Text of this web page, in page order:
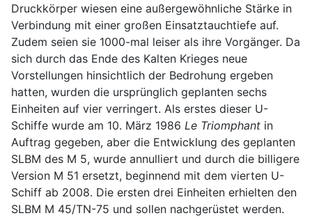
Druckkörper wiesen eine außergewöhnliche Stärke in
Verbindung mit einer großen Einsatztauchtiefe auf.
Zudem seien sie 1000-mal leiser als ihre Vorgänger. Da
sich durch das Ende des Kalten Krieges neue
Vorstellungen hinsichtlich der Bedrohung ergeben
hatten, wurden die ursprünglich geplanten sechs
Einheiten auf vier verringert. Als erstes dieser U-
Schiffe wurde am 10. März 1986 Le Triomphant in
Auftrag gegeben, aber die Entwicklung des geplanten
SLBM des M 5, wurde annulliert und durch die billigere
Version M 51 ersetzt, beginnend mit dem vierten U-
Schiff ab 2008. Die ersten drei Einheiten erhielten den
SLBM M 45/TN-75 und sollen nachgerüstet werden.